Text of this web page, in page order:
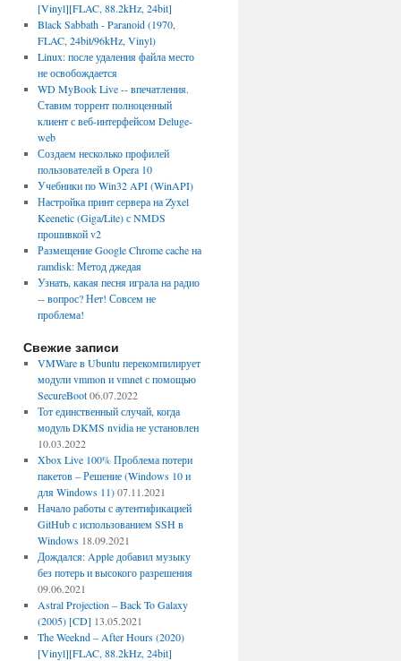
[Vinyl][FLAC, 88.2kHz, 24bit]
Black Sabbath - Paranoid (1970,
FLAC, 24bit/96kHz, Vinyl)
Linux: после удаления файла место
не освобождается
WD MyBook Live -- впечатления.
Ставим торрент полноценный
клиент с веб-интерфейсом Deluge-
web
Создаем несколько профилей
пользователей в Opera 10
Учебники по Win32 API (WinAPI)
Настройка принт сервера на Zyxel
Keenetic (Giga/Lite) с NMDS
прошивкой v2
Размещение Google Chrome cache на
ramdisk: Метод джедая
Узнать, какая песня играла на радио
-- вопрос? Нет! Совсем не
проблема!
Свежие записи
VMWare в Ubuntu перекомпилирует
модули vmmon и vmnet с помощью
SecureBoot 06.07.2022
Тот единственный случай, когда
модуль DKMS nvidia не установлен
10.03.2022
Xbox Live 100% Проблема потери
пакетов – Решение (Windows 10 и
для Windows 11) 07.11.2021
Начало работы с аутентификацией
GitHub с использованием SSH в
Windows 18.09.2021
Дождался: Apple добавил музыку
без потерь и высокого разрешения
09.06.2021
Astral Projection – Back To Galaxy
(2005) [CD] 13.05.2021
The Weeknd – After Hours (2020)
[Vinyl][FLAC, 88.2kHz, 24bit]